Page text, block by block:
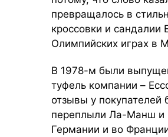
превращалось в
кроссовки и
Олимпийских играх в
В 1978-м были
туфель компании –
отзывы у
переплыли Ла-Манш и
Германии и во